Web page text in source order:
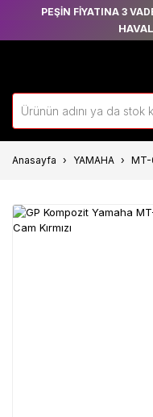
PEŞİN FİYATINA 3
Anasayfa YAMAHA MT-